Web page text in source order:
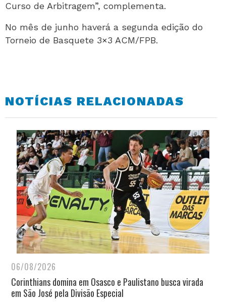
Curso de Arbitragem”, complementa.
No mês de junho haverá a segunda edição do
Torneio de Basquete 3×3 ACM/FPB.
NOTÍCIAS RELACIONADAS
06/08/2026
Corinthians domina em Osasco e Paulistano busca virada
em São José pela Divisão Especial